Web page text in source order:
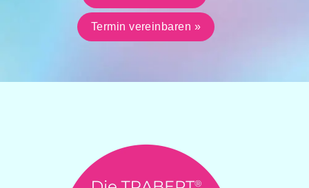
Termin vereinbaren »